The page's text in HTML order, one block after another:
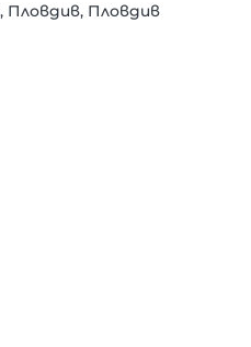
, Пловдив, Пловдив